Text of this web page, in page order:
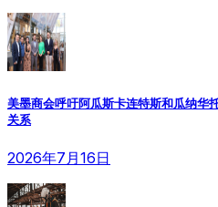
美墨商会呼吁阿瓜斯卡连特斯和瓜纳华
关系
2026年7月16日